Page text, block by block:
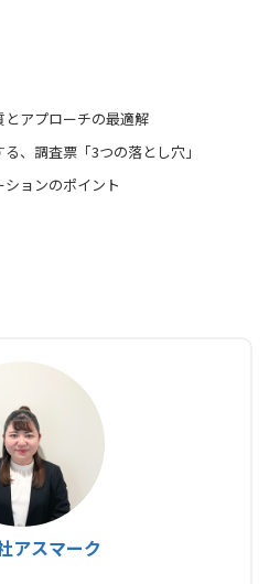
アプローチの最適解
、調査票「3つの落とし穴」
ョンのポイント
アスマーク